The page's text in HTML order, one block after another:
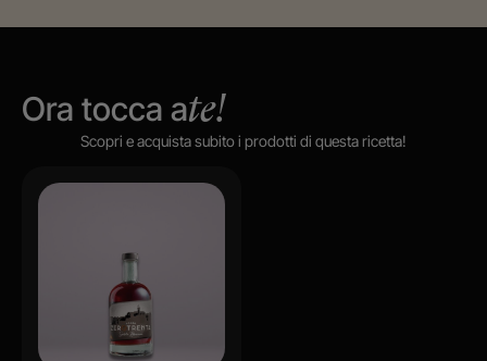
Ora tocca ate!
Scopri e acquista subito i prodotti di questa ricetta!